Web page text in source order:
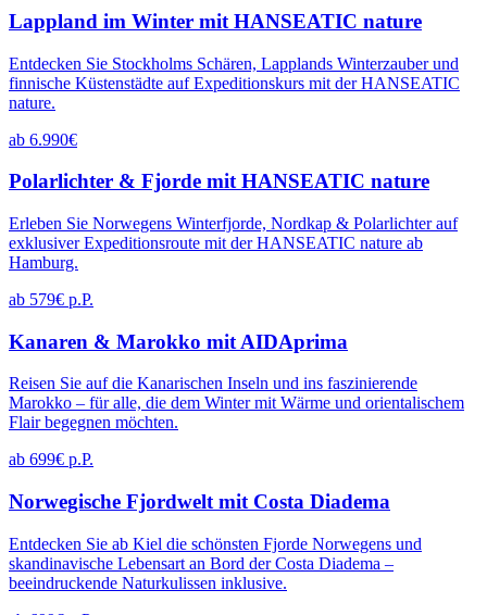
Lappland im Winter mit HANSEATIC nature
Entdecken Sie Stockholms Schären, Lapplands Winterzauber und
finnische Küstenstädte auf Expeditionskurs mit der HANSEATIC
nature.
ab 6.990€
Polarlichter & Fjorde mit HANSEATIC nature
Erleben Sie Norwegens Winterfjorde, Nordkap & Polarlichter auf
exklusiver Expeditionsroute mit der HANSEATIC nature ab
Hamburg.
ab 579€ p.P.
Kanaren & Marokko mit AIDAprima
Reisen Sie auf die Kanarischen Inseln und ins faszinierende
Marokko – für alle, die dem Winter mit Wärme und orientalischem
Flair begegnen möchten.
ab 699€ p.P.
Norwegische Fjordwelt mit Costa Diadema
Entdecken Sie ab Kiel die schönsten Fjorde Norwegens und
skandinavische Lebensart an Bord der Costa Diadema –
beeindruckende Naturkulissen inklusive.